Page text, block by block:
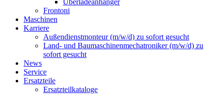
Überladeanhänger
Frontoni
Maschinen
Karriere
Außendienstmonteur (m/w/d) zu sofort gesucht
Land- und Baumaschinenmechatroniker (m/w/d) zu
sofort gesucht
News
Service
Ersatzteile
Ersatzteilkataloge